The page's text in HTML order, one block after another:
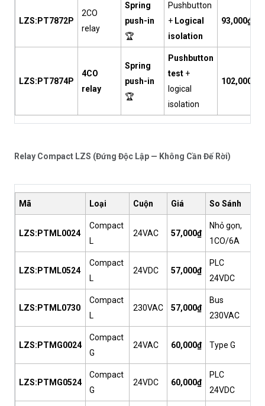
LZS:PT7872P
2CO
relay
Spring
push-in
🏆
Pushbutton
+ Logical
isolation
93,000₫
LZS:PT7874P
4CO
relay
Spring
push-in
🏆
Pushbutton
test+
logical
isolation
102,000₫
Relay Compact LZS (Đứng Độc Lập — Không Cần Đế Rời)
Mã Loại Cuộn Giá So Sánh
LZS:PTML0024
Compact
L
24VAC 57,000₫
Nhỏ gọn,
1CO/6A
LZS:PTML0524
Compact
L
24VDC 57,000₫
PLC
24VDC
LZS:PTML0730
Compact
L
230VAC 57,000₫
Bus
230VAC
LZS:PTMG0024
Compact
G
24VAC 60,000₫ Type G
LZS:PTMG0524
Compact
G
24VDC 60,000₫
PLC
24VDC